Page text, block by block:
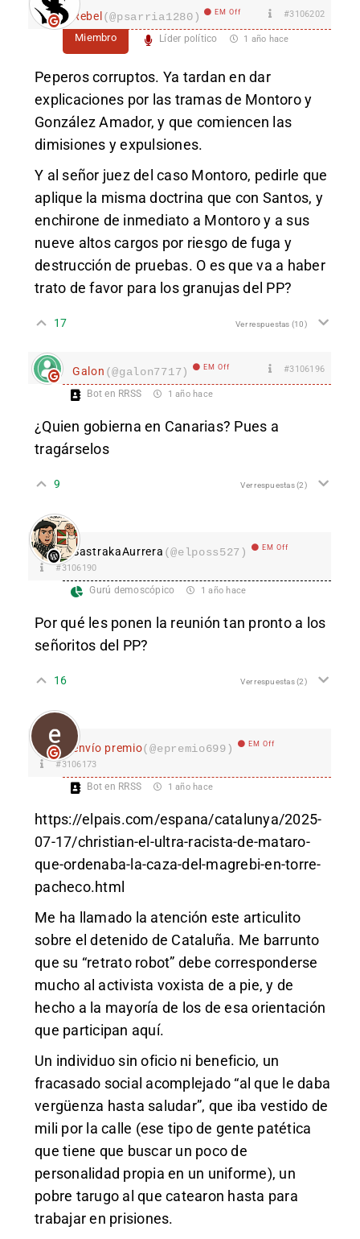
Rebel(@psarria1280) EM Off #3106202
Miembro Líder político 1 año hace
Peperos corruptos. Ya tardan en dar
explicaciones por las tramas de Montoro y
González Amador, y que comiencen las
dimisiones y expulsiones.
Y al señor juez del caso Montoro, pedirle que
aplique la misma doctrina que con Santos, y
enchirone de inmediato a Montoro y a sus
nueve altos cargos por riesgo de fuga y
destrucción de pruebas. O es que va a haber
trato de favor para los granujas del PP?
17 Ver respuestas (10)
Galon (@galon7717) EM Off #3106196
Bot en RRSS 1 año hace
¿Quien gobierna en Canarias? Pues a
tragárselos
9 Ver respuestas(2)
SastrakaAurrera (@elposs527) EM Off
#3106190
Gurú demoscópico 1 año hace
Por qué les ponen la reunión tan pronto a los
señoritos del PP?
16 Ver respuestas(2)
envío premio(@epremio699) EM Off
#3106173
Bot en RRSS 1 año hace
https://elpais.com/espana/catalunya/2025-
07-17/christian-el-ultra-racista-de-mataro-
que-ordenaba-la-caza-del-magrebi-en-torre-
pacheco.html
Me ha llamado la atención este articulito
sobre el detenido de Cataluña. Me barrunto
que su “retrato robot” debe corresponderse
mucho al activista voxista de a pie, y de
hecho a la mayoría de los de esa orientación
que participan aquí.
Un individuo sin oficio ni beneficio, un
fracasado social acomplejado “al que le daba
vergüenza hasta saludar”, que iba vestido de
mili por la calle (ese tipo de gente patética
que tiene que buscar un poco de
personalidad propia en un uniforme), un
pobre tarugo al que catearon hasta para
trabajar en prisiones.